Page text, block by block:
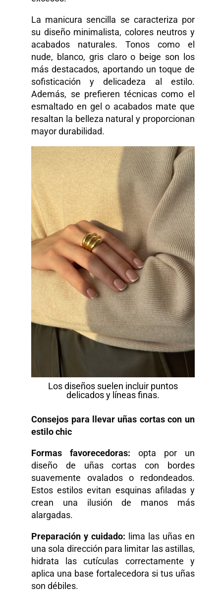
La manicura sencilla se caracteriza por
su diseño minimalista, colores neutros y
acabados naturales. Tonos como el
nude, blanco, gris claro o beige son los
más destacados, aportando un toque de
sofisticación y delicadeza al estilo.
Además, se prefieren técnicas como el
esmaltado en gel o acabados mate que
resaltan la belleza natural y proporcionan
mayor durabilidad.
Los diseños suelen incluir puntos
delicados y líneas finas.
Consejos para llevar uñas cortas con un
estilochic
Formas favorecedoras: opta por un
diseño de uñas cortas con bordes
suavemente ovalados o redondeados.
Estos estilos evitan esquinas afiladas y
crean una ilusión de manos más
alargadas.
Preparación y cuidado: lima las uñas en
una sola dirección para limitar las astillas,
hidrata las cutículas correctamente y
aplica una base fortalecedora si tus uñas
son débiles.